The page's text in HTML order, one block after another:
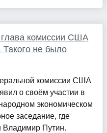
комиссии США
не было
комиссии США
о своём участии в
экономическом
заседание, где
Владимир Путин.